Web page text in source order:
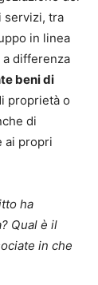
servizi, tra
in linea
differenza
beni di
proprietà o
di
ai propri
ha
Qual è il
in che